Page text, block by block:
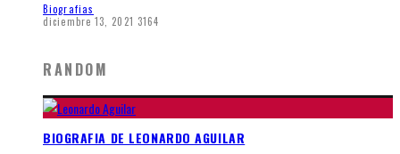
Biografias
diciembre 13, 2021 3164
RANDOM
BIOGRAFIA DE LEONARDO AGUILAR